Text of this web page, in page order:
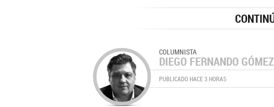
COLUMNISTA
DIEGO FERNANDO GÓMEZ
PUBLICADO HACE 3 HORAS